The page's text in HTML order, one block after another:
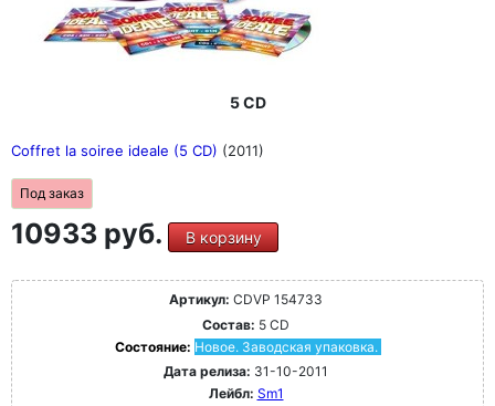
5 CD
Coffret la soiree ideale (5 CD) (2011)
Под заказ
10933 руб. В корзину
Артикул: CDVP 154733
Состав: 5 CD
Состояние: Новое. Заводская упаковка.
Дата релиза: 31-10-2011
Лейбл: Sm1